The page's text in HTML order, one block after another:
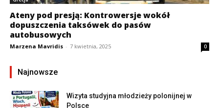
Ateny pod presją: Kontrowersje wokół
dopuszczenia taksówek do pasów
autobusowych
Marzena Mavridis - 7 kwietnia, 2025 0
Najnowsze
Wizyta studyjna młodzieży polonijnej w
Polsce